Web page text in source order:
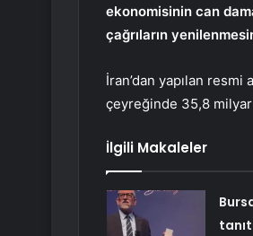
ekonomisinin can
çağrıların
İran’dan yapılan resmi
çeyreğinde 35,8 milyar
İlgili Makaleler